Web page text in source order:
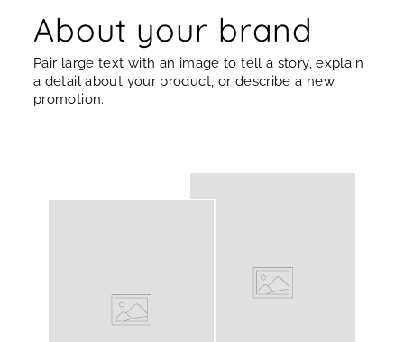
About your brand
Pair large text with an image to tell a story, explain
a detail about your product, or describe a new
promotion.